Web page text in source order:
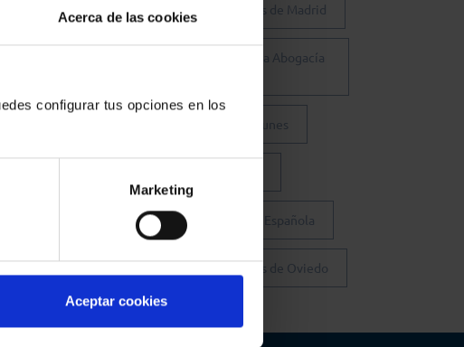
Acerca de las cookies
configurar tus opciones en los
Marketing
Aceptar cookies
Colegio de Abogados de Madrid
Consejo General de la Abogacía
Conferencia de los Lunes
Fundación Abogacía Española
Colegio de Abogados de Oviedo